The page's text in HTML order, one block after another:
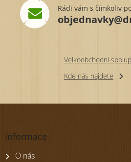
Rádi vám s čímkoliv
Velkoobchodní
Kde nás najdete
Informace
O nás